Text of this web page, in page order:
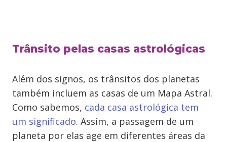
Trânsito pelas casas astrológicas
Além dos signos, os trânsitos dos planetas
também incluem as casas de um Mapa Astral.
Como sabemos, cada casa astrológica tem
um significado. Assim, a passagem de um
planeta por elas age em diferentes áreas da